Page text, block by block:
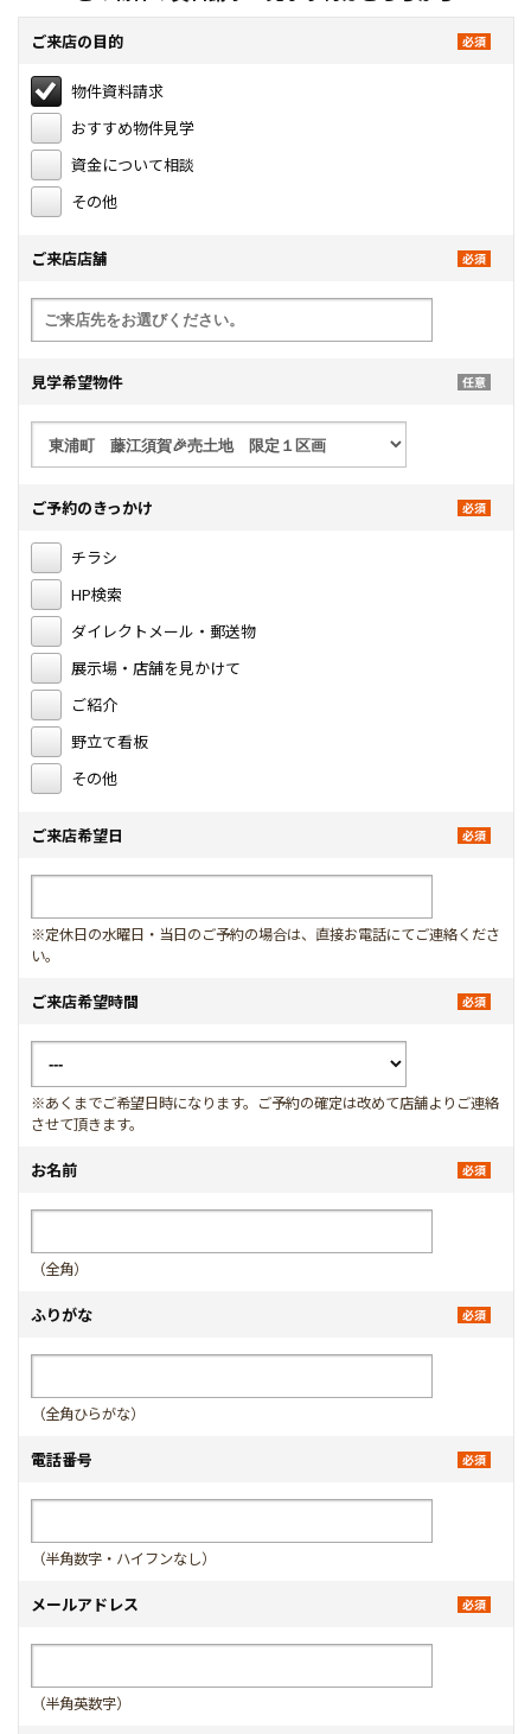
ご来店の目的
物件資料請求
おすすめ物件見学
資金について相談
その他
ご来店店舗
見学希望物件
ご予約のきっかけ
チラシ
HP検索
ダイレクトメール・郵送物
展示場・店舗を見かけて
ご紹介
野立て看板
その他
ご来店希望日
※定休日の水曜日・当日のご予約の場合は、直接お電話にてご連絡くださ
い。
ご来店希望時間
※あくまでご希望日時になります。ご予約の確定は改めて店舗よりご連絡
させて頂きます。
お名前
（全角）
ふりがな
（全角ひらがな）
電話番号
（半角数字・ハイフンなし）
メールアドレス
（半角英数字）